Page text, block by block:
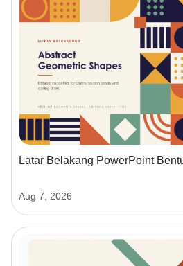
Latar Belakang PowerPoint
Aug 7, 2026